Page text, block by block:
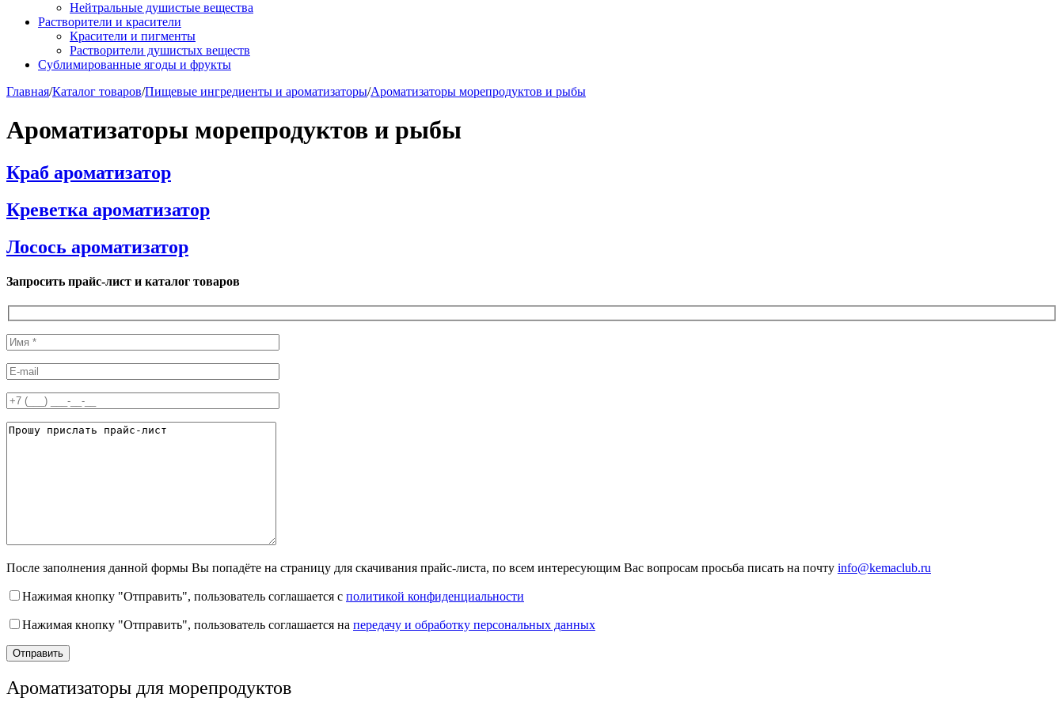
Нейтральные душистые вещества
Растворители и красители
Красители и пигменты
Растворители душистых веществ
Сублимированные ягоды и фрукты
Главная/Каталог товаров/Пищевые ингредиенты и ароматизаторы/Ароматизаторы морепродуктов и рыбы
Ароматизаторы морепродуктов и рыбы
Краб ароматизатор
Креветка ароматизатор
Лосось ароматизатор
Запросить прайс-лист и каталог товаров
После заполнения данной формы Вы попадёте на страницу для скачивания прайс-листа, по всем интересующим Вас вопросам просьба писать на почту info@kemaclub.ru
Нажимая кнопку "Отправить", пользователь соглашается с политикой конфиденциальности
Нажимая кнопку "Отправить", пользователь соглашается на передачу и обработку персональных данных
Ароматизаторы для морепродуктов